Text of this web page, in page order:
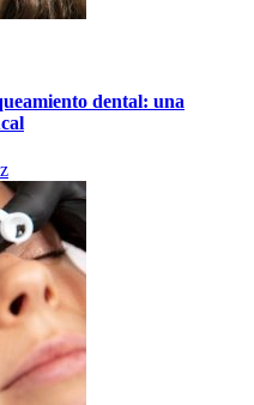
dental: una